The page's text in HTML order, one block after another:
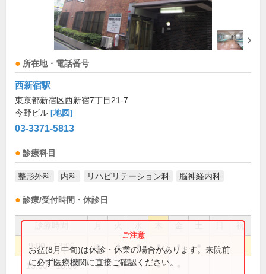
所在地・電話番号
西新宿駅
東京都新宿区西新宿7丁目21-7
今野ビル [地図]
03-3371-5813
診療科目
整形外科 内科 リハビリテーション科 脳神経内科
診療/受付時間・休診日
祝
9:00～13:00 ● ● ● ● ●
15:00～18:00 ● ● ●
お盆(8月中旬)は休診・休業の場合があります。来院前
に必ず医療機関に直接ご確認ください。